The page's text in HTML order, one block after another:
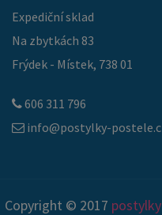
Expediční sklad
Na zbytkách 83
Frýdek - Místek, 738 01
606 311 796
info@postylky-
Copyright © 2017